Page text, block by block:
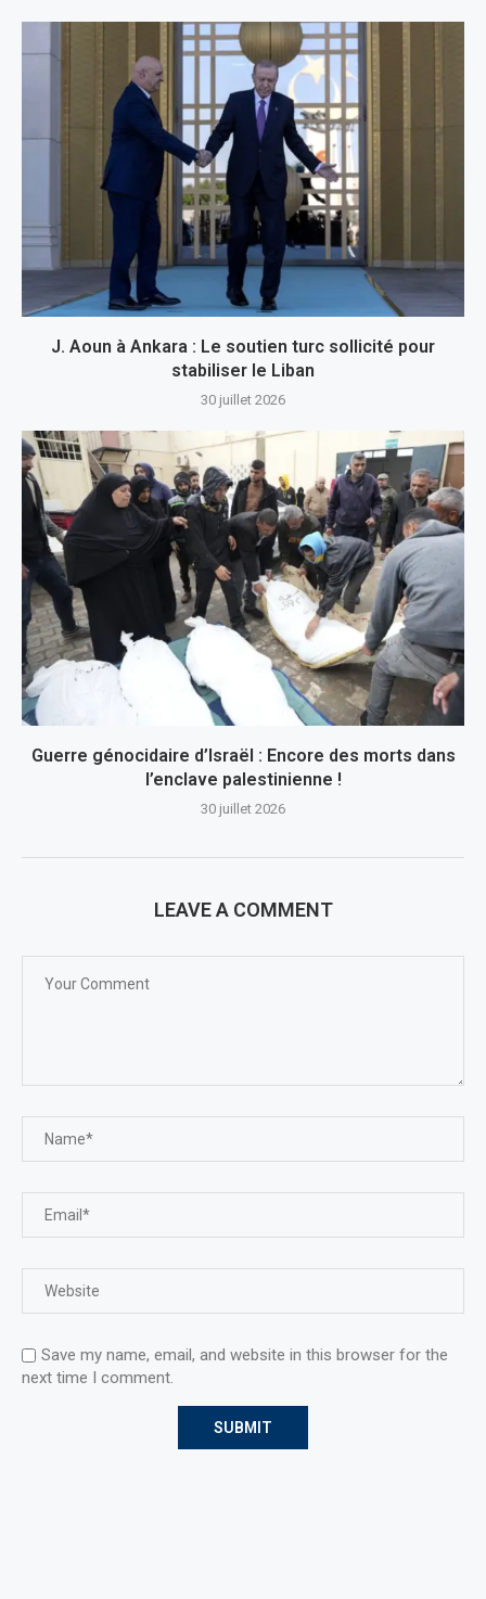
J. Aoun à Ankara : Le soutien turc sollicité pour
stabiliser le Liban
30 juillet 2026
Guerre génocidaire d’Israël : Encore des morts dans
l’enclave palestinienne !
30 juillet 2026
LEAVE A COMMENT
Save my name, email, and website in this browser for the
next time I comment.